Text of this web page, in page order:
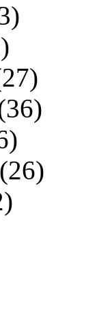
(26)